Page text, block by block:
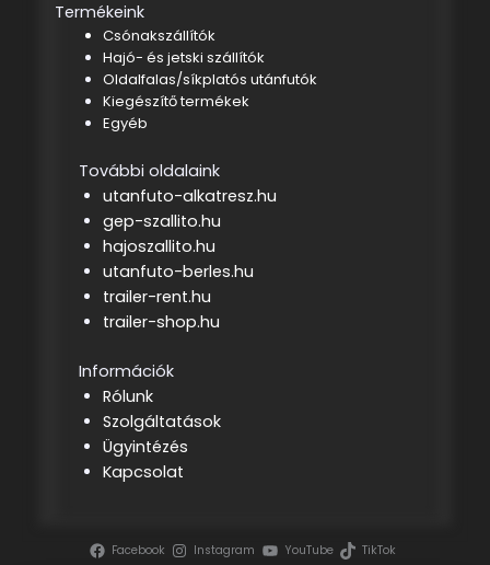
Termékeink
Csónakszállítók
Hajó- és jetski szállítók
Oldalfalas/síkplatós utánfutók
Kiegészítő termékek
Egyéb
További oldalaink
utanfuto-alkatresz.hu
gep-szallito.hu
hajoszallito.hu
utanfuto-berles.hu
trailer-rent.hu
trailer-shop.hu
Információk
Rólunk
Szolgáltatások
Ügyintézés
Kapcsolat
Facebook Instagram YouTube TikTok